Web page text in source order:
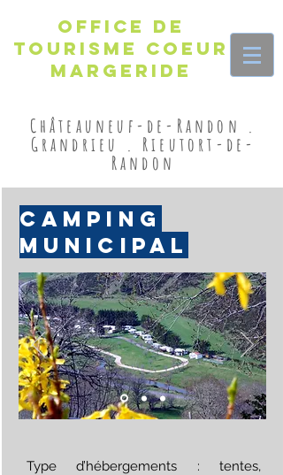
Office de
Tourisme Coeur
Margeride
Châteauneuf-de-Randon .
Grandrieu . Rieutort-de-
Randon
CAMPING
MUNICIPAL
Type d’hébergements : tentes,